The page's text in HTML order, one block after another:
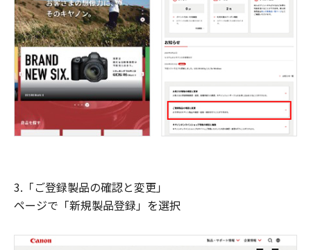
3.「ご登録製品の確認と変更」
ページで「新規製品登録」を選択